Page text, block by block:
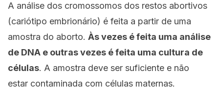
A análise dos cromossomos dos restos abortivos
(cariótipo embrionário) é feita a partir de uma
amostra do aborto. Às vezes é feita uma análise
de DNA e outras vezes é feita uma cultura de
células. A amostra deve ser suficiente e não
estar contaminada com células maternas.